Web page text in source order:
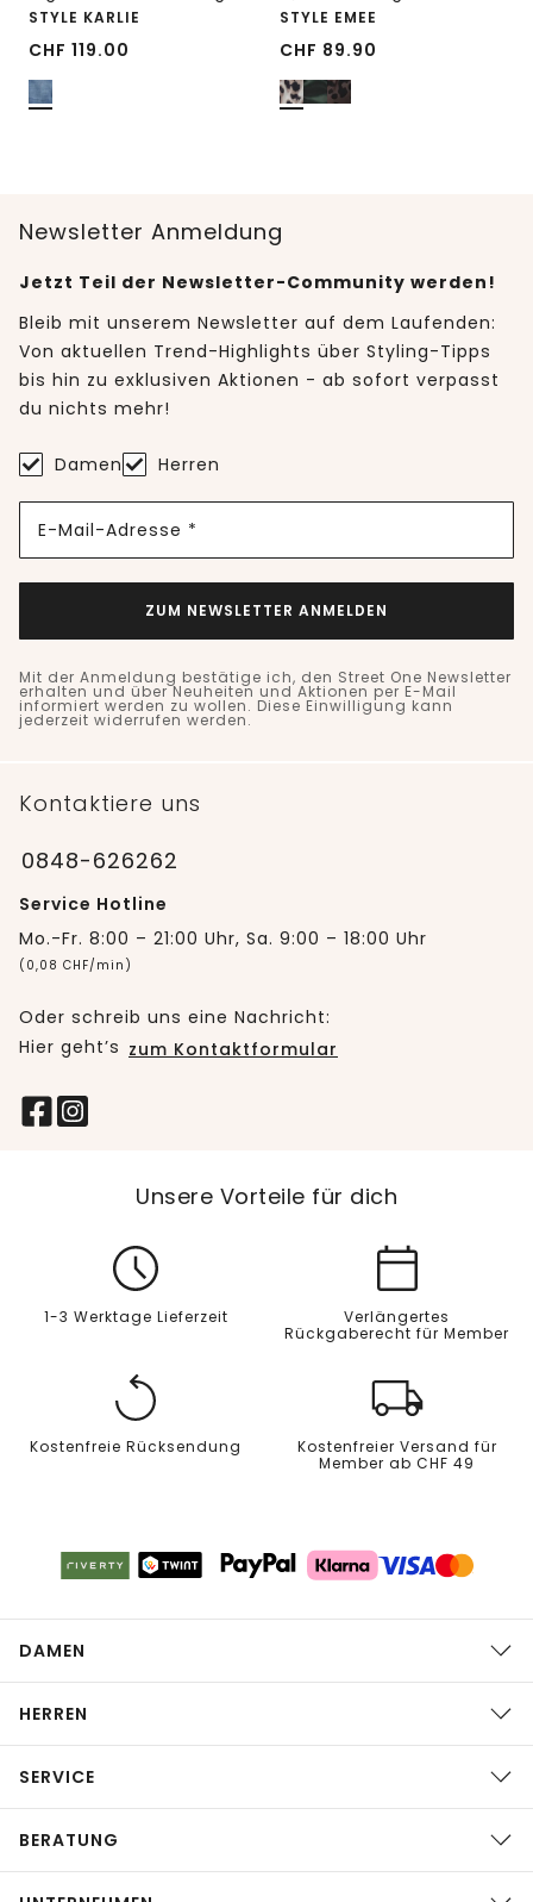
STYLE KARLIE
CHF 119.00
STYLE EMEE
CHF 89.90
Newsletter Anmeldung
Jetzt Teil der Newsletter-Community werden!
Bleib mit unserem Newsletter auf dem Laufenden:
Von aktuellen Trend-Highlights über Styling-Tipps
bis hin zu exklusiven Aktionen - ab sofort verpasst
du nichts mehr!
Damen Herren
E-Mail-Adresse *
ZUM NEWSLETTER ANMELDEN
Mit der Anmeldung bestätige ich, den Street One Newsletter
erhalten und über Neuheiten und Aktionen per E-Mail
informiert werden zu wollen. Diese Einwilligung kann
jederzeit widerrufen werden.
Kontaktiere uns
0848-626262
Service Hotline
Mo.-Fr. 8:00 – 21:00 Uhr, Sa. 9:00 – 18:00 Uhr
(0,08 CHF/min)
Oder schreib uns eine Nachricht:
Hier geht’s zum Kontaktformular
Unsere Vorteile für dich
1-3 Werktage Lieferzeit
Verlängertes
Rückgaberecht für Member
Kostenfreie Rücksendung
Kostenfreier Versand für
Member ab CHF 49
DAMEN
HERREN
SERVICE
BERATUNG